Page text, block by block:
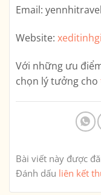
Email:
Website:
Với những ưu
chọn lý tưởng cho
Bài viết này được
Đánh dấu liên kết